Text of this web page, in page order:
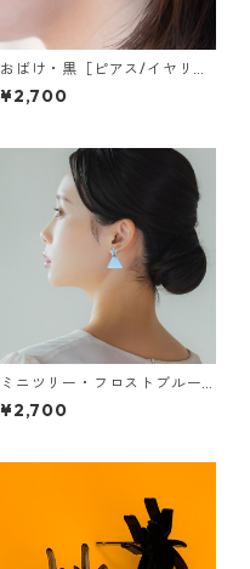
おばけ・黒［ピアス/イヤリン
グ］
¥2,700
ミニツリー・フロストブルー
［ピアス］
¥2,700